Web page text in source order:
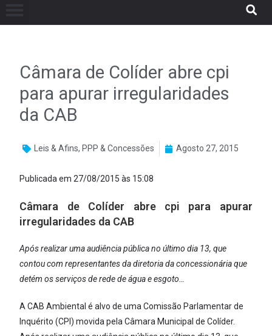
Câmara de Colíder abre cpi
para apurar irregularidades
da CAB
Leis & Afins, PPP & Concessões Agosto 27, 2015
Publicada em 27/08/2015 às 15:08
Câmara de Colíder abre cpi para apurar
irregularidades da CAB
Após realizar uma audiência pública no último dia 13, que
contou com representantes da diretoria da concessionária que
detém os serviços de rede de água e esgoto…
A CAB Ambiental é alvo de uma Comissão Parlamentar de
Inquérito (CPI) movida pela Câmara Municipal de Colíder.